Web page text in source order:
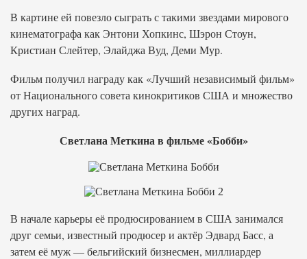
В картине ей повезло сыграть с такими звездами мирового
кинематографа как Энтони Хопкинс, Шэрон Стоун,
Кристиан Слейтер, Элайджа Вуд, Деми Мур.
Фильм получил награду как «Лучший независимый фильм»
от Национального совета кинокритиков США и множество
других наград.
Светлана Меткина в фильме «Бобби»
В начале карьеры её продюсированием в США занимался
друг семьи, известный продюсер и актёр Эдвард Басс, а
затем её муж — бельгийский бизнесмен, миллиардер